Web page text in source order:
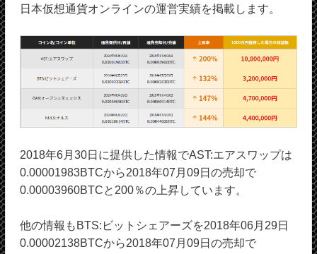
日本仮想通貨オンラインの運営実績を掲載します。
2018年6月30日に提供した情報でAST:エアスワップは
0.00001983BTCから2018年07月09日の売却で
0.00003960BTCと200％の上昇しています。
他の情報もBTS:ビットシェアーズを2018年06月29日
0.00002138BTCから2018年07月09日の売却で